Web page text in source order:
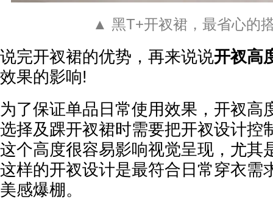
▲ 黑T+开衩裙，最省心的
说完开衩裙的优势，再来说说开衩高
效果的影响!
为了保证单品日常使用效果，开衩高
选择及踝开衩裙时需要把开衩设计控
这个高度很容易影响视觉呈现，尤其
这样的开衩设计是最符合日常穿衣需
美感爆棚。